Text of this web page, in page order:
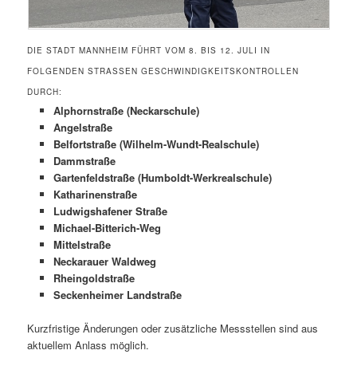
DIE STADT MANNHEIM FÜHRT VOM 8. BIS 12. JULI IN
FOLGENDEN STRASSEN GESCHWINDIGKEITSKONTROLLEN D
URCH:
Alphornstraße (Neckarschule)
Angelstraße
Belfortstraße (Wilhelm-Wundt-Realschule)
Dammstraße
Gartenfeldstraße (Humboldt-Werkrealschule)
Katharinenstraße
Ludwigshafener Straße
Michael-Bitterich-Weg
Mittelstraße
Neckarauer Waldweg
Rheingoldstraße
Seckenheimer Landstraße
Kurzfristige Änderungen oder zusätzliche Messstellen sind aus
aktuellem Anlass möglich.